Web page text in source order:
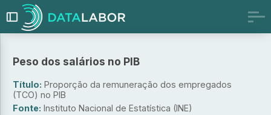
Peso dos salários no PIB
Título: Proporção da remuneração dos empregados
(TCO) no PIB
Fonte: Instituto Nacional de Estatística (INE)
Portugal
Europa